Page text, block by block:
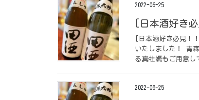
2022-06-25
[日本酒好き
[日本酒好き必見！
いたしました！ 青
る真牡蠣もご用意
2022-06-25